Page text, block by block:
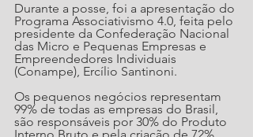
Durante a posse, foi a apresentação do
Programa Associativismo 4.0, feita pelo
presidente da Confederação Nacional
das Micro e Pequenas Empresas e
Empreendedores Individuais
(Conampe), Ercílio Santinoni.
Os pequenos negócios representam
99% de todas as empresas do Brasil,
são responsáveis por 30% do Produto